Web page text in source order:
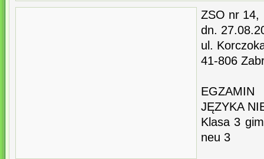
ZSO nr 14,
dn.
ul.
41-806
JĘZYKA
Klasa 3
neu 3